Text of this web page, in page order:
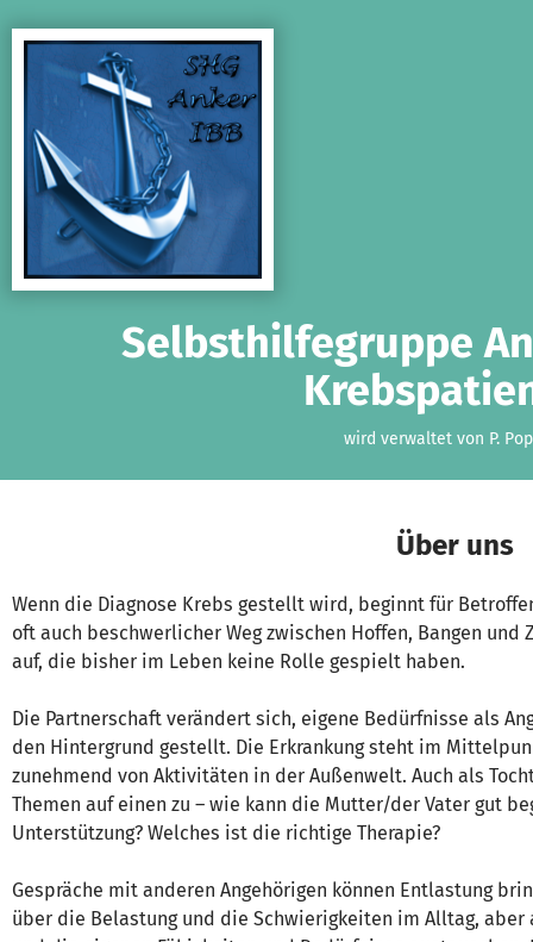
Selbsthilfegruppe
wird verwaltet von P.
Über uns
Wenn die Diagnose Krebs gestellt wird, beginnt für
oft auch beschwerlicher Weg zwischen Hoffen, Bangen und
auf, die bisher im Leben keine Rolle gespielt haben.
Die Partnerschaft verändert sich, eigene Bedürfnisse als
den Hintergrund gestellt. Die Erkrankung steht im
zunehmend von Aktivitäten in der Außenwelt. Auch als
Themen auf einen zu – wie kann die Mutter/der Vater gut
Unterstützung? Welches ist die richtige Therapie?
Gespräche mit anderen Angehörigen können Entlastung
über die Belastung und die Schwierigkeiten im Alltag,